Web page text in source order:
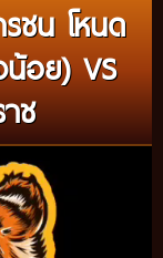
ชน โหนด
น้อย) VS
ช